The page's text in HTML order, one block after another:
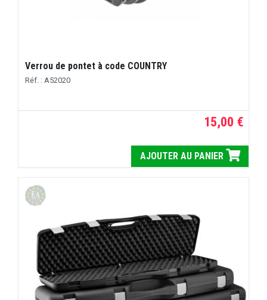
Verrou de pontet à code COUNTRY
Réf. : A52020
15,00 €
AJOUTER AU PANIER